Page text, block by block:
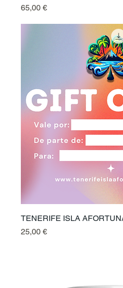
Prix
65,00 €
TENERIFE ISLA
Prix
25,00 €